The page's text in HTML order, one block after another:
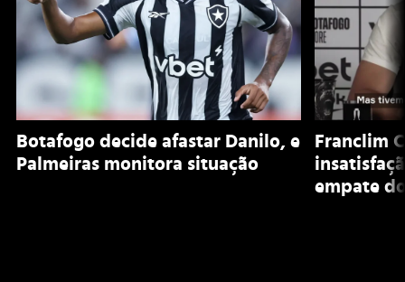
Botafogo decide afastar Danilo, e
Palmeiras monitora situação
Franclim
empate